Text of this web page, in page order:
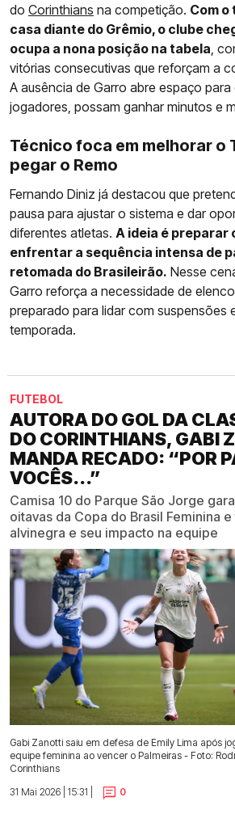
do Corinthians na competição. Com
casa diante do Grêmio, o clube
ocupa a nona posição na tabela ,
vitórias consecutivas que reforçam a
A ausência de Garro abre espaço para
jogadores, possam ganhar minutos e
Técnico foca em melhorar o
pegar o Remo
Fernando Diniz já destacou que
pausa para ajustar o sistema e dar
diferentes atletas. A ideia é preparar
enfrentar a sequência intensa de
retomada do Brasileirão. Nesse
Garro reforça a necessidade de
preparado para lidar com suspensões
temporada.
FUTEBOL
AUTORA DO GOL DA
DO CORINTHIANS, GABI
MANDA RECADO: “POR
VOCÊS...”
Camisa 10 do Parque São Jorge
oitavas da Copa do Brasil Feminina
alvinegra e seu impacto na equipe
Gabi Zanotti saiu em defesa de Emily Lima após
equipe feminina ao vencer o Palmeiras - Foto:
Corinthians
31 Mai 2026 | 15:31 |
0